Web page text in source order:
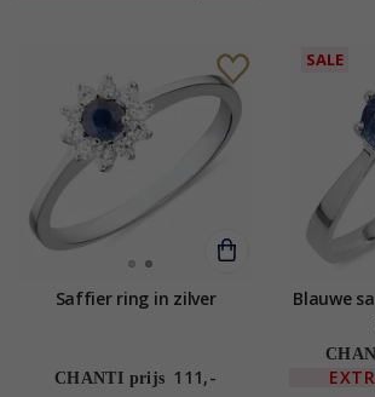
Saffier ring in zilver
CHANTI prijs 111,-
SALE
Blauwe